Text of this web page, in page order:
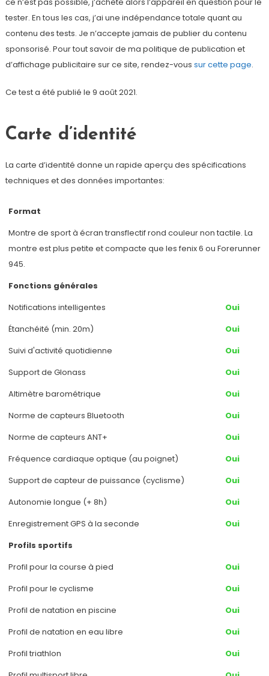
tester. En tous les cas, j’ai une indépendance totale quant au
contenu des tests. Je n’accepte jamais de publier du contenu
sponsorisé. Pour tout savoir de ma politique de publication et
d’affichage publicitaire sur ce site, rendez-vous sur cette page.
Ce test a été publié le 9 août 2021.
Carte d’identité
La carte d’identité donne un rapide aperçu des spécifications
techniques et des données importantes:
Format
Montre de sport à écran transflectif rond couleur non tactile. La
montre est plus petite et compacte que les fenix 6 ou Forerunner
945.
Fonctions générales
Notifications intelligentes
Oui
Étanchéité (min. 20m)
Oui
Suivi d'activité quotidienne
Oui
Support de Glonass
Oui
Altimètre barométrique
Oui
Norme de capteurs Bluetooth
Oui
Norme de capteurs ANT+
Oui
Fréquence cardiaque optique (au poignet)
Oui
Support de capteur de puissance (cyclisme)
Oui
Autonomie longue (+ 8h)
Oui
Enregistrement GPS à la seconde
Oui
Profils sportifs
Profil pour la course à pied
Oui
Profil pour le cyclisme
Oui
Profil de natation en piscine
Oui
Profil de natation en eau libre
Oui
Profil triathlon
Oui